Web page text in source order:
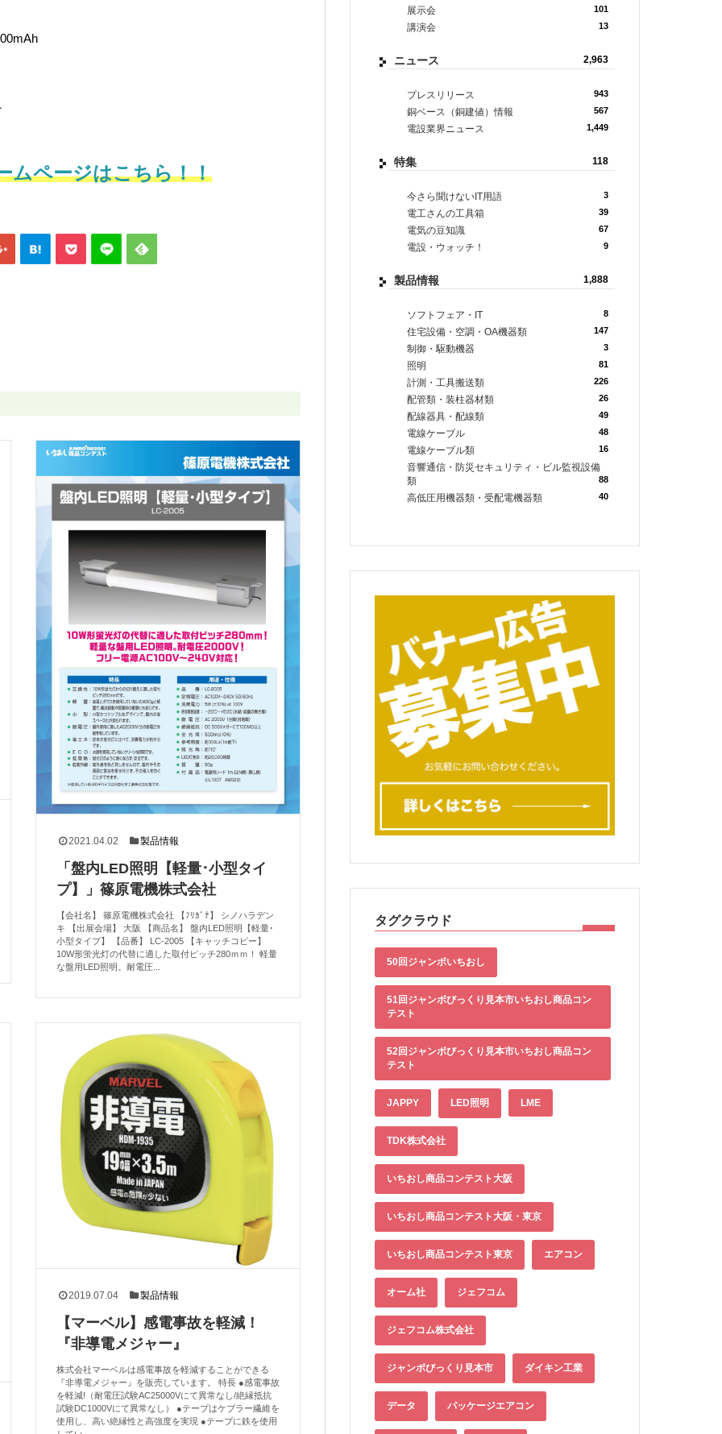
ムページはこちら！！
2021.04.02 製品情報
「盤内LED照明【軽量･小型タイ
プ】」篠原電機株式会社
【会社名】 篠原電機株式会社 【ﾌﾘｶﾞﾅ】 シノハラデン
キ 【出展会場】 大阪 【商品名】 盤内LED照明【軽量･
小型タイプ】 【品番】 LC-2005 【キャッチコピー】
10W形蛍光灯の代替に適した取付ピッチ280ｍｍ！ 軽量
な盤用LED照明。耐電圧...
2019.07.04 製品情報
【マーベル】感電事故を軽減！
『非導電メジャー』
株式会社マーベルは感電事故を軽減することができる
『非導電メジャー』を販売しています。 特長 ●感電事故
を軽減!（耐電圧試験AC25000Vにて異常なし/絶縁抵抗
試験DC1000Vにて異常なし） ●テープはケブラー繊維を
使用し、高い絶縁性と高強度を実現 ●テープに鉄を使用
展示会 101
講演会 13
ニュース 2,963
プレスリリース 943
銅ベース（銅建値）情報 567
電設業界ニュース 1,449
特集 118
今さら聞けないIT用語 3
電工さんの工具箱 39
電気の豆知識 67
電設・ウォッチ！ 9
製品情報 1,888
ソフトフェア・IT 8
住宅設備・空調・OA機器類 147
制御・駆動機器 3
照明 81
計測・工具搬送類 226
配管類・装柱器材類 26
配線器具・配線類 49
電線ケーブル 48
電線ケーブル類 16
音響通信・防災セキュリティ・ビル監視設備
類
88
高低圧用機器類・受配電機器類 40
タグクラウド
50回ジャンボいちおし
51回ジャンボびっくり見本市いちおし商品コン
テスト
52回ジャンボびっくり見本市いちおし商品コン
テスト
JAPPY LED照明 LME
TDK株式会社
いちおし商品コンテスト大阪
いちおし商品コンテスト大阪・東京
いちおし商品コンテスト東京 エアコン
オーム社 ジェフコム
ジェフコム株式会社
ジャンボびっくり見本市 ダイキン工業
データ パッケージエアコン